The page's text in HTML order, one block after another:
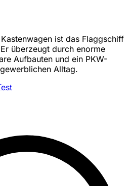
ist das Flaggschiff
überzeugt durch enorme
Aufbauten und ein PKW-
Alltag.